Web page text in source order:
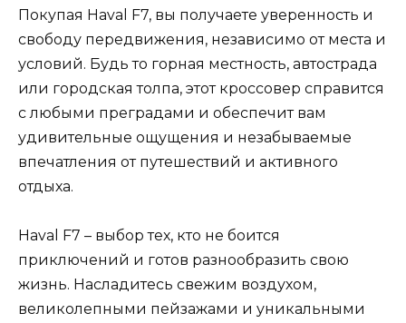
Покупая Haval F7, вы получаете уверенность и
свободу передвижения, независимо от места и
условий. Будь то горная местность, автострада
или городская толпа, этот кроссовер справится
с любыми преградами и обеспечит вам
удивительные ощущения и незабываемые
впечатления от путешествий и активного
отдыха.
Haval F7 – выбор тех, кто не боится
приключений и готов разнообразить свою
жизнь. Насладитесь свежим воздухом,
великолепными пейзажами и уникальными